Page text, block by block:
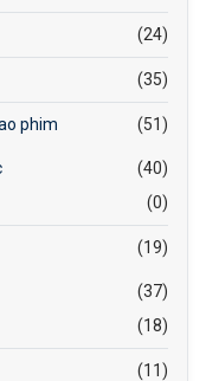
(24)
(35)
phim (51)
(40)
(0)
(19)
(37)
(18)
(11)